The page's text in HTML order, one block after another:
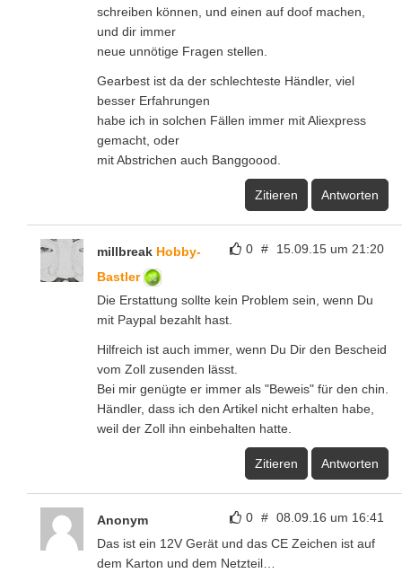
schreiben können, und einen auf doof machen,
und dir immer
neue unnötige Fragen stellen.
Gearbest ist da der schlechteste Händler, viel
besser Erfahrungen
habe ich in solchen Fällen immer mit Aliexpress
gemacht, oder
mit Abstrichen auch Banggoood.
Zitieren Antworten
0 # 15.09.15 um 21:20
millbreak Hobby-
Bastler
Die Erstattung sollte kein Problem sein, wenn Du
mit Paypal bezahlt hast.
Hilfreich ist auch immer, wenn Du Dir den Bescheid
vom Zoll zusenden lässt.
Bei mir genügte er immer als "Beweis" für den chin.
Händler, dass ich den Artikel nicht erhalten habe,
weil der Zoll ihn einbehalten hatte.
Zitieren Antworten
0 # 08.09.16 um 16:41
Anonym
Das ist ein 12V Gerät und das CE Zeichen ist auf
dem Karton und dem Netzteil…